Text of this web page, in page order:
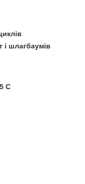
і шлагбаумів
С